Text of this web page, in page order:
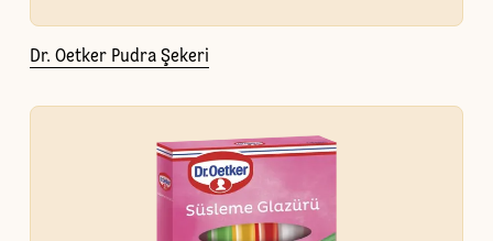
Dr. Oetker Pudra Şekeri